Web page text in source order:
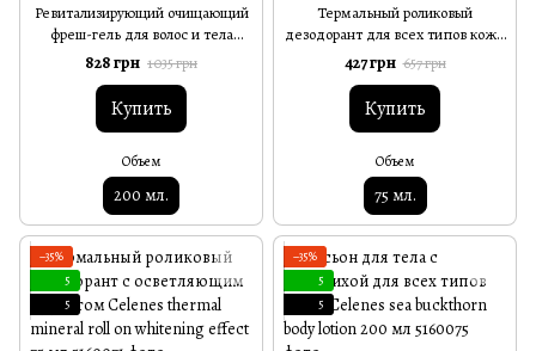
Ревитализирующий очищающий
фреш-гель для волос и тела
Nubea Solenium Fresh-Gel
Revitalizing After Sun Hair/Body
200 мл
828 грн 1 035 грн
Купить
Объем
200 мл.
Термальный роликовый
дезодорант для всех типов кожи
Celenes thermal mineral roll on all
skin types 75 мл
427 грн 657 грн
Купить
Объем
75 мл.
−35%
5
5
−35%
5
5